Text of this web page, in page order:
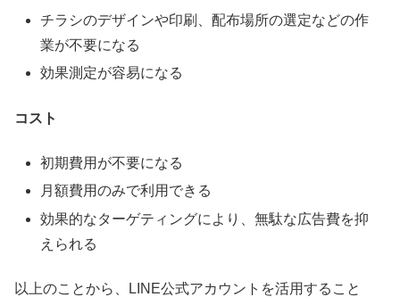
チラシのデザインや印刷、配布場所の選定などの作
業が不要になる
効果測定が容易になる
コスト
初期費用が不要になる
月額費用のみで利用できる
効果的なターゲティングにより、無駄な広告費を抑
えられる
以上のことから、LINE公式アカウントを活用すること